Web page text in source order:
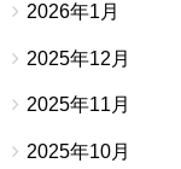
2026年1月
2025年12月
2025年11月
2025年10月